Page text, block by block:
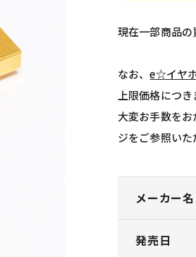
現在一部商品の
なお、e☆イヤ
上限価格につ
大変お手数を
ジをご参照いた
メーカー名
発売日